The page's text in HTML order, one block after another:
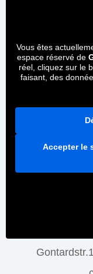
Vous êtes
espace réservé de
réel, cliquez sur le
faisant, des
Accepter le